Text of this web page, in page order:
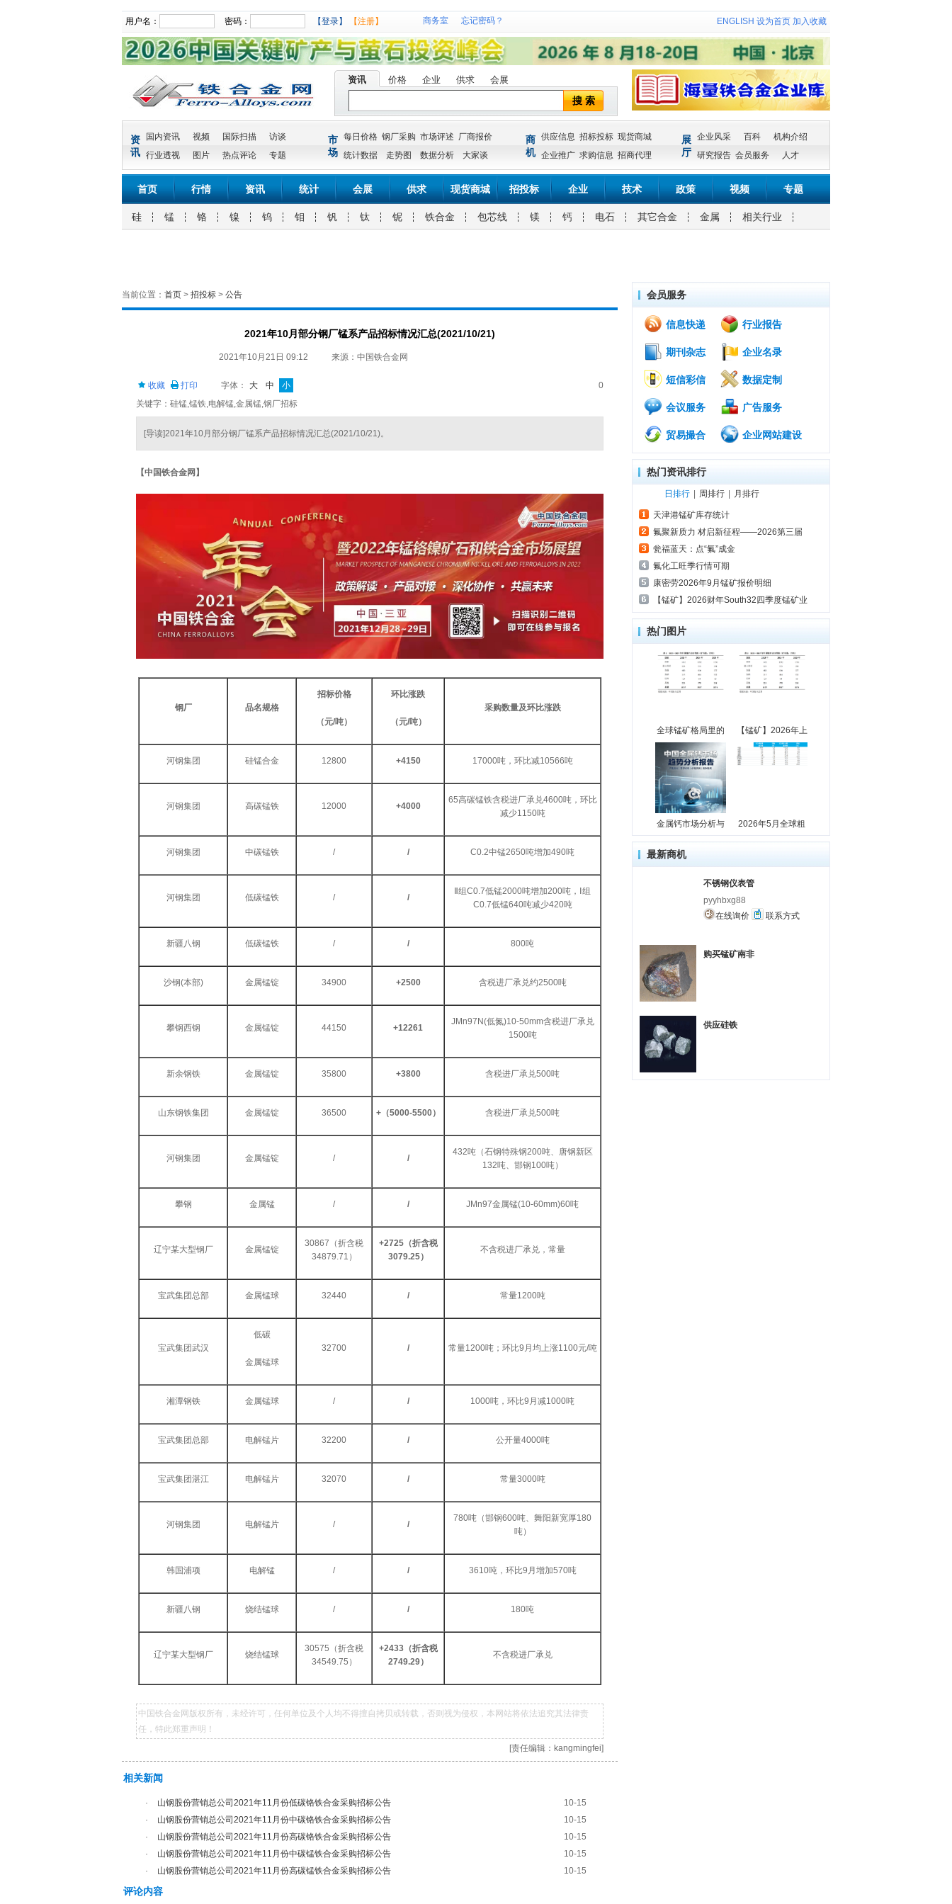
用户名： 密码： 【登录】 【注册】 商务室 忘记密码？ ENGLISH 设为首页 加入收藏
资讯 价格 企业 供求 会展
搜 索
资
讯
国内资讯 视频 国际扫描
访谈
行业透视
图片 热点评论 专题
市
场
每日价格 钢厂采购 市场评述 厂商报价
统计数据
走势图 数据分析 大家谈
商
机
供应信息 招标投标 现货商城
企业推广 求购信息 招商代理
展
厅
企业风采 百科
机构介绍
研究报告 会员服务 人才
首页 行情 资讯 统计 会展 供求 现货商城 招投标 企业 技术 政策 视频 专题
硅 锰 铬 镍 钨 钼 钒 钛 铌 铁合金 包芯线 镁 钙 电石 其它合金 金属 相关行业
当前位置： 首页 > 招投标 > 公告
2021年10月部分钢厂锰系产品招标情况汇总(2021/10/21)
2021年10月21日 09:12 来源：中国铁合金网
收藏 打印 字体： 大 中 小
0
关键字：硅锰,锰铁,电解锰,金属锰,钢厂招标
[导读]2021年10月部分钢厂锰系产品招标情况汇总(2021/10/21)。
【中国铁合金网】
钢厂 品名规格
招标价格
（元/吨）
环比涨跌
（元/吨）
采购数量及环比涨跌
河钢集团 硅锰合金 12800 +4150 17000吨，环比减10566吨
河钢集团 高碳锰铁 12000 +4000
65高碳锰铁含税进厂承兑4600吨，环比
减少1150吨
河钢集团 中碳锰铁 / / C0.2中锰2650吨增加490吨
河钢集团 低碳锰铁 / /
Ⅱ组C0.7低锰2000吨增加200吨，Ⅰ组
C0.7低锰640吨减少420吨
新疆八钢 低碳锰铁 / / 800吨
沙钢(本部) 金属锰锭 34900 +2500 含税进厂承兑约2500吨
攀钢西钢 金属锰锭 44150 +12261
JMn97N(低氮)10-50mm含税进厂承兑
1500吨
新余钢铁 金属锰锭 35800 +3800 含税进厂承兑500吨
山东钢铁集团 金属锰锭 36500 +（5000-5500） 含税进厂承兑500吨
河钢集团 金属锰锭 / /
432吨（石钢特殊钢200吨、唐钢新区
132吨、邯钢100吨）
攀钢 金属锰 / / JMn97金属锰(10-60mm)60吨
辽宁某大型钢厂 金属锰锭
30867（折含税
34879.71）
+2725（折含税
3079.25）
不含税进厂承兑，常量
宝武集团总部 金属锰球 32440 / 常量1200吨
宝武集团武汉
低碳
金属锰球
32700 / 常量1200吨；环比9月均上涨1100元/吨
湘潭钢铁 金属锰球 / / 1000吨，环比9月减1000吨
宝武集团总部 电解锰片 32200 / 公开量4000吨
宝武集团湛江 电解锰片 32070 / 常量3000吨
河钢集团 电解锰片 / /
780吨（邯钢600吨、舞阳新宽厚180
吨）
韩国浦项 电解锰 / / 3610吨，环比9月增加570吨
新疆八钢 烧结锰球 / / 180吨
辽宁某大型钢厂 烧结锰球
30575（折含税
34549.75）
+2433（折含税
2749.29）
不含税进厂承兑
中国铁合金网版权所有，未经许可，任何单位及个人均不得擅自拷贝或转载，否则视为侵权，本网站将依法追究其法律责
任，特此郑重声明！
[责任编辑：kangmingfei]
相关新闻
· 山钢股份营销总公司2021年11月份低碳铬铁合金采购招标公告
10-15
·
山钢股份营销总公司2021年11月份中碳铬铁合金采购招标公告
10-15
·
山钢股份营销总公司2021年11月份高碳铬铁合金采购招标公告
10-15
·
山钢股份营销总公司2021年11月份中碳锰铁合金采购招标公告
10-15
·
山钢股份营销总公司2021年11月份高碳锰铁合金采购招标公告 10-15
评论内容
会员服务
信息快递 行业报告
期刊杂志 企业名录
短信彩信 数据定制
会议服务 广告服务
贸易撮合 企业网站建设
热门资讯排行
日排行 周排行 月排行
天津港锰矿库存统计
氟聚新质力 材启新征程——2026第三届
瓮福蓝天：点“氟”成金
氟化工旺季行情可期
康密劳2026年9月锰矿报价明细
【锰矿】2026财年South32四季度锰矿业
热门图片
全球锰矿格局里的 【锰矿】2026年上
金属钙市场分析与 2026年5月全球粗
最新商机
不锈钢仪表管
pyyhbxg88
在线询价
联系方式
购买锰矿南非
供应硅铁